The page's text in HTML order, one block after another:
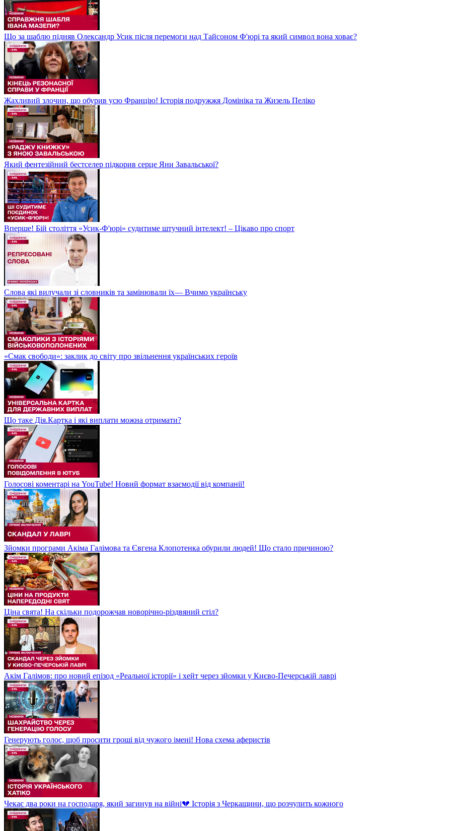
Що за шаблю підняв Олександр Усик після перемоги над Тайсоном Ф'юрі та який символ вона ховає?
Жахливий злочин, що обурив усю Францію! Історія подружжя Домініка та Жизель Пеліко
Який фентезійний бестселер підкорив серце Яни Завальської?
Вперше! Бій століття «Усик-Ф'юрі» судитиме штучний інтелект! – Цікаво про спорт
Слова які вилучали зі словників та замінювали їх— Вчимо українську
«Смак свободи»: заклик до світу про звільнення українських героїв
Що таке Дія.Картка і які виплати можна отримати?
Голосові коментарі на YouTube! Новий формат взаємодії від компанії!
Зйомки програми Акіма Галімова та Євгена Клопотенка обурили людей! Що стало причиною?
Ціна свята! На скільки подорожчав новорічно-різдвяний стіл?
Акім Галімов: про новий епізод «Реальної історії» і хейт через зйомки у Києво-Печерській лаврі
Генерують голос, щоб просити гроші від чужого імені! Нова схема аферистів
Чекає два роки на господаря, який загинув на війні💔 Історія з Черкащини, що розчулить кожного